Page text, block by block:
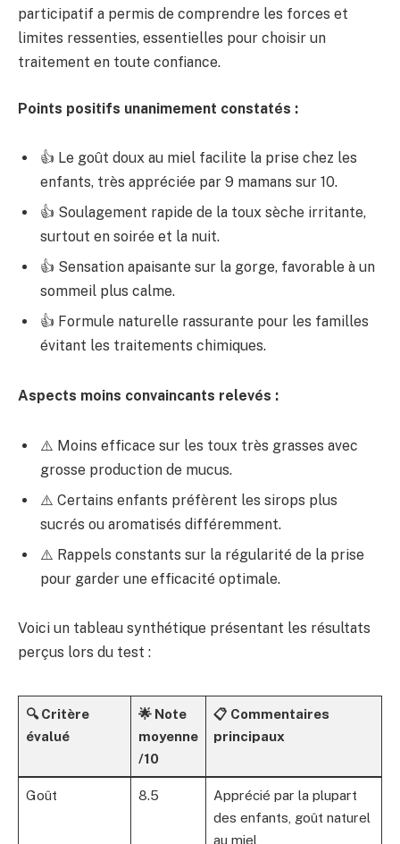
participatif a permis de comprendre les forces et
limites ressenties, essentielles pour choisir un
traitement en toute confiance.
Points positifs unanimement constatés :
👍 Le goût doux au miel facilite la prise chez les
enfants, très appréciée par 9 mamans sur 10.
👍 Soulagement rapide de la toux sèche irritante,
surtout en soirée et la nuit.
👍 Sensation apaisante sur la gorge, favorable à un
sommeil plus calme.
👍 Formule naturelle rassurante pour les familles
évitant les traitements chimiques.
Aspects moins convaincants relevés :
⚠️ Moins efficace sur les toux très grasses avec
grosse production de mucus.
⚠️ Certains enfants préfèrent les sirops plus
sucrés ou aromatisés différemment.
⚠️ Rappels constants sur la régularité de la prise
pour garder une efficacité optimale.
Voici un tableau synthétique présentant les résultats
perçus lors du test :
🔍 Critère
évalué
🌟 Note
moyenne
/10
📋 Commentaires
principaux
Goût 8.5
Apprécié par la plupart
des enfants, goût naturel
au miel